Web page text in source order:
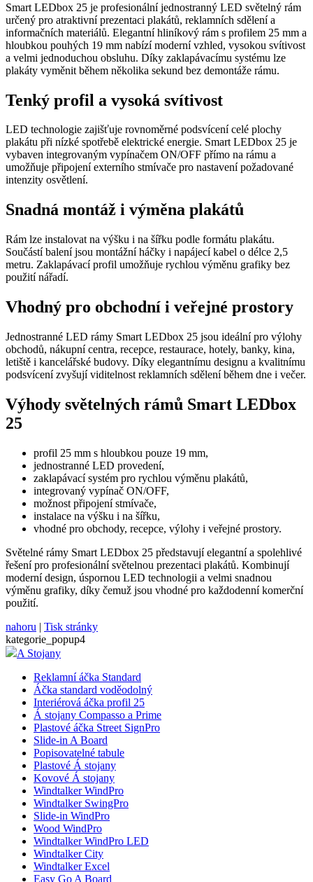
Smart LEDbox 25 je profesionální jednostranný LED světelný rám
určený pro atraktivní prezentaci plakátů, reklamních sdělení a
informačních materiálů. Elegantní hliníkový rám s profilem 25 mm a
hloubkou pouhých 19 mm nabízí moderní vzhled, vysokou svítivost
a velmi jednoduchou obsluhu. Díky zaklapávacímu systému lze
plakáty vyměnit během několika sekund bez demontáže rámu.
Tenký profil a vysoká svítivost
LED technologie zajišťuje rovnoměrné podsvícení celé plochy
plakátu při nízké spotřebě elektrické energie. Smart LEDbox 25 je
vybaven integrovaným vypínačem ON/OFF přímo na rámu a
umožňuje připojení externího stmívače pro nastavení požadované
intenzity osvětlení.
Snadná montáž i výměna plakátů
Rám lze instalovat na výšku i na šířku podle formátu plakátu.
Součástí balení jsou montážní háčky i napájecí kabel o délce 2,5
metru. Zaklapávací profil umožňuje rychlou výměnu grafiky bez
použití nářadí.
Vhodný pro obchodní i veřejné prostory
Jednostranné LED rámy Smart LEDbox 25 jsou ideální pro výlohy
obchodů, nákupní centra, recepce, restaurace, hotely, banky, kina,
letiště i kancelářské budovy. Díky elegantnímu designu a kvalitnímu
podsvícení zvyšují viditelnost reklamních sdělení během dne i večer.
Výhody světelných rámů Smart LEDbox
25
profil 25 mm s hloubkou pouze 19 mm,
jednostranné LED provedení,
zaklapávací systém pro rychlou výměnu plakátů,
integrovaný vypínač ON/OFF,
možnost připojení stmívače,
instalace na výšku i na šířku,
vhodné pro obchody, recepce, výlohy i veřejné prostory.
Světelné rámy Smart LEDbox 25 představují elegantní a spolehlivé
řešení pro profesionální světelnou prezentaci plakátů. Kombinují
moderní design, úspornou LED technologii a velmi snadnou
výměnu grafiky, díky čemuž jsou vhodné pro každodenní komerční
použití.
nahoru | Tisk stránky
kategorie_popup4
A Stojany
Reklamní áčka Standard
Áčka standard voděodolný
Interiérová áčka profil 25
Á stojany Compasso a Prime
Plastové áčka Street SignPro
Slide-in A Board
Popisovatelné tabule
Plastové Á stojany
Kovové Á stojany
Windtalker WindPro
Windtalker SwingPro
Slide-in WindPro
Wood WindPro
Windtalker WindPro LED
Windtalker City
Windtalker Excel
Easy Go A Board